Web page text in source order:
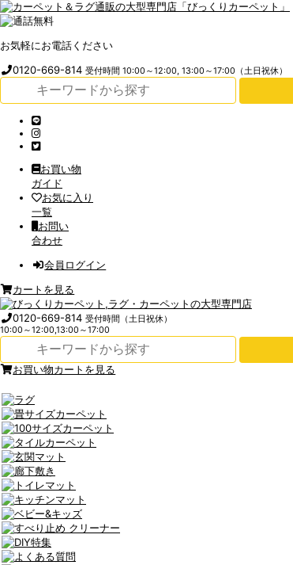
お気軽にお電話ください
0120-669-814受付時間 10:00～12:00, 13:00～17:00（土日祝休）
お買い物
ガイド
お気に入り
一覧
お問い
合わせ
会員ログイン
カートを見る
0120-669-814受付時間（土日祝休）
10:00～12:00,13:00～17:00
お買い物カートを見る